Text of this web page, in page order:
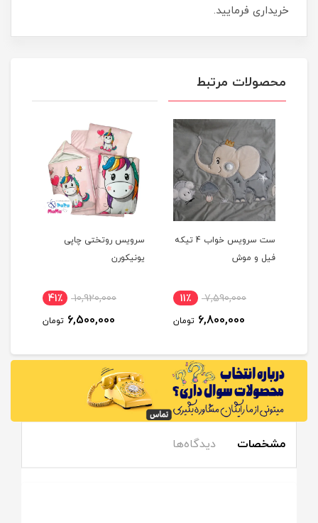
خریداری فرمایید.
محصولات مرتبط
ست سرویس خواب 4 تیکه
فیل و موش
7,590,000 11٪
6,800,000 تومان
سرویس روتختی چاپی
یونیکورن
10,920,000 41٪
6,500,000 تومان
مشخصات دیدگاه‌ها